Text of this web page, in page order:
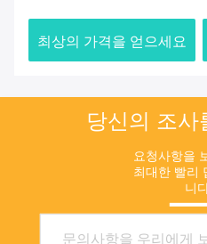
최상의 가격을 얻으세요
당신의 조사
요청사항을
최대한 빨리
니